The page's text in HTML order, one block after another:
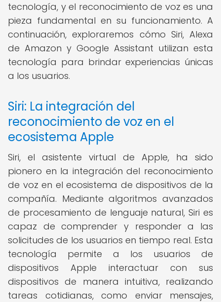
tecnología, y el reconocimiento de voz es una
pieza fundamental en su funcionamiento. A
continuación, exploraremos cómo Siri, Alexa
de Amazon y Google Assistant utilizan esta
tecnología para brindar experiencias únicas
a los usuarios.
Siri: La integración del
reconocimiento de voz en el
ecosistema Apple
Siri, el asistente virtual de Apple, ha sido
pionero en la integración del reconocimiento
de voz en el ecosistema de dispositivos de la
compañía. Mediante algoritmos avanzados
de procesamiento de lenguaje natural, Siri es
capaz de comprender y responder a las
solicitudes de los usuarios en tiempo real. Esta
tecnología permite a los usuarios de
dispositivos Apple interactuar con sus
dispositivos de manera intuitiva, realizando
tareas cotidianas, como enviar mensajes,